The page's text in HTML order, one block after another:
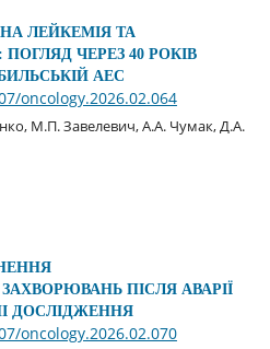
ЛЕЙКЕМІЯ ТА
ПОГЛЯД ЧЕРЕЗ 40 РОКІВ
АЕС
oncology.2026.02.064
М.П. Завелевич, А.А. Чумак, Д.А.
ПІСЛЯ АВАРІЇ
ДОСЛІДЖЕННЯ
oncology.2026.02.070